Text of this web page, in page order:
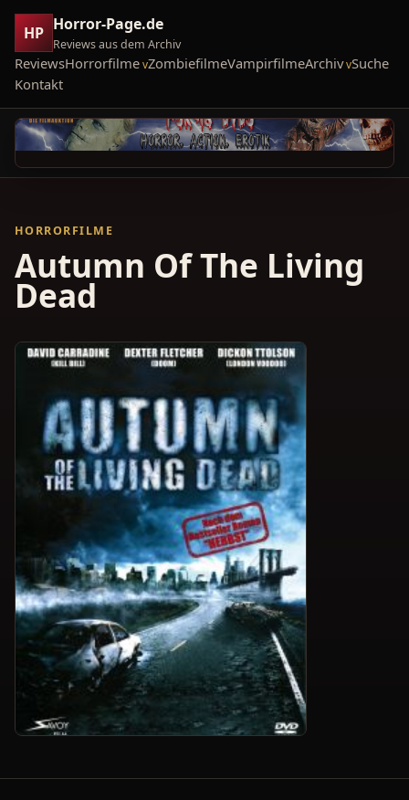
HP Horror-Page.de
Reviews aus dem Archiv
ReviewsHorrorfilme ZombiefilmeVampirfilmeArchiv Suche
Kontakt
HORRORFILME
Autumn Of The Living
Dead